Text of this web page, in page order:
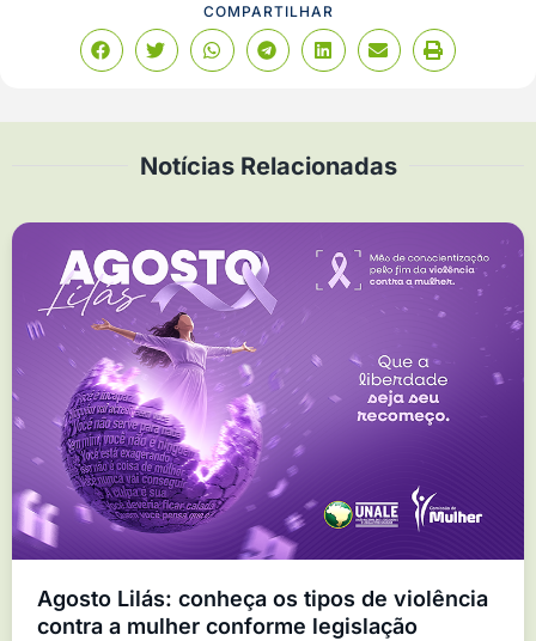
COMPARTILHAR
Notícias Relacionadas
Agosto Lilás: conheça os tipos de violência
contra a mulher conforme legislação